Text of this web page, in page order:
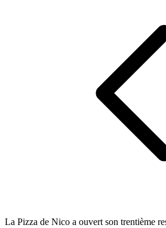
La Pizza de Nico a ouvert son trentième